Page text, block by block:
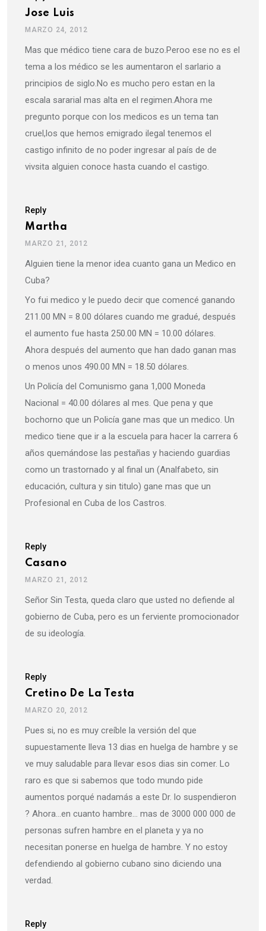
Jose Luis
MARZO 24, 2012
Mas que médico tiene cara de buzo.Peroo ese no es el
tema a los médico se les aumentaron el sarlario a
principios de siglo.No es mucho pero estan en la
escala sararial mas alta en el regimen.Ahora me
pregunto porque con los medicos es un tema tan
cruel,los que hemos emigrado ilegal tenemos el
castigo infinito de no poder ingresar al país de de
vivsita alguien conoce hasta cuando el castigo.
Reply
Martha
MARZO 21, 2012
Alguien tiene la menor idea cuanto gana un Medico en
Cuba?
Yo fui medico y le puedo decir que comencé ganando
211.00 MN = 8.00 dólares cuando me gradué, después
el aumento fue hasta 250.00 MN = 10.00 dólares.
Ahora después del aumento que han dado ganan mas
o menos unos 490.00 MN = 18.50 dólares.
Un Policía del Comunismo gana 1,000 Moneda
Nacional = 40.00 dólares al mes. Que pena y que
bochorno que un Policía gane mas que un medico. Un
medico tiene que ir a la escuela para hacer la carrera 6
años quemándose las pestañas y haciendo guardias
como un trastornado y al final un (Analfabeto, sin
educación, cultura y sin titulo) gane mas que un
Profesional en Cuba de los Castros.
Reply
Casano
MARZO 21, 2012
Señor Sin Testa, queda claro que usted no defiende al
gobierno de Cuba, pero es un ferviente promocionador
de su ideología.
Reply
Cretino De La Testa
MARZO 20, 2012
Pues si, no es muy creíble la versión del que
supuestamente lleva 13 dias en huelga de hambre y se
ve muy saludable para llevar esos dias sin comer. Lo
raro es que si sabemos que todo mundo pide
aumentos porqué nadamás a este Dr. lo suspendieron
? Ahora…en cuanto hambre… mas de 3000 000 000 de
personas sufren hambre en el planeta y ya no
necesitan ponerse en huelga de hambre. Y no estoy
defendiendo al gobierno cubano sino diciendo una
verdad.
Reply